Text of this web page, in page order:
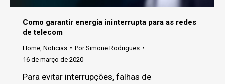
Como garantir energia ininterrupta para as redes
de telecom
Home Noticias PorSimone Rodrigues
16 de março de 2020
Para evitar interrupções, falhas de